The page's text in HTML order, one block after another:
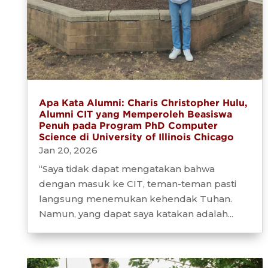
Apa Kata Alumni: Charis Christopher Hulu,
Alumni CIT yang Memperoleh Beasiswa
Penuh pada Program PhD Computer
Science di University of Illinois Chicago
Jan 20, 2026
“Saya tidak dapat mengatakan bahwa
dengan masuk ke CIT, teman-teman pasti
langsung menemukan kehendak Tuhan.
Namun, yang dapat saya katakan adalah...